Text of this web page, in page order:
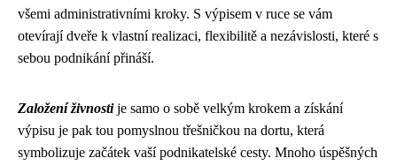
všemi administrativními kroky. S výpisem v ruce se vám
otevírají dveře k vlastní realizaci, flexibilitě a nezávislosti, které s
sebou podnikání přináší.
Založení živnostije samo o sobě velkým krokem a získání
výpisu je pak tou pomyslnou třešničkou na dortu, která
symbolizuje začátek vaší podnikatelské cesty. Mnoho úspěšných